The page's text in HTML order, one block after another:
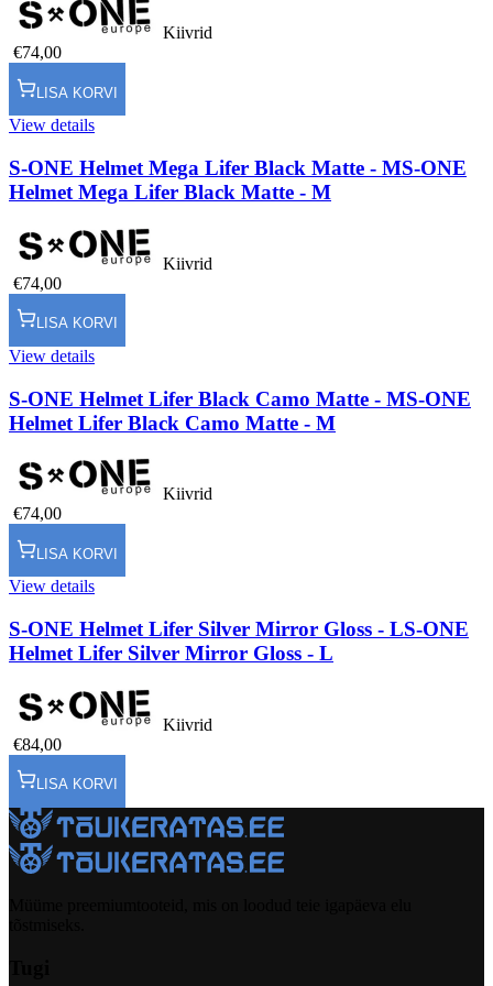
Kiivrid
€74,00
LISA KORVI
View details
S-ONE Helmet Mega Lifer Black Matte - MS-ONE
Helmet Mega Lifer Black Matte - M
Kiivrid
€74,00
LISA KORVI
View details
S-ONE Helmet Lifer Black Camo Matte - MS-ONE
Helmet Lifer Black Camo Matte - M
Kiivrid
€74,00
LISA KORVI
View details
S-ONE Helmet Lifer Silver Mirror Gloss - LS-ONE
Helmet Lifer Silver Mirror Gloss - L
Kiivrid
€84,00
LISA KORVI